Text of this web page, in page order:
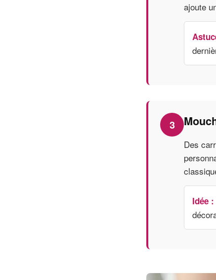
ajoute
3
Des
Idée :